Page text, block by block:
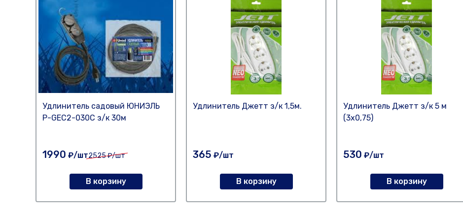
Удлинитель садовый ЮНИЭЛЬ
P-GEC2-030C з/к 30м
1990 ₽/шт2525₽/шт
В корзину
Удлинитель Джетт з/к 1,5м.
365 ₽/шт
В корзину
Удлинитель Джетт з/к 5 м
(3х0,75)
530 ₽/шт
В корзину